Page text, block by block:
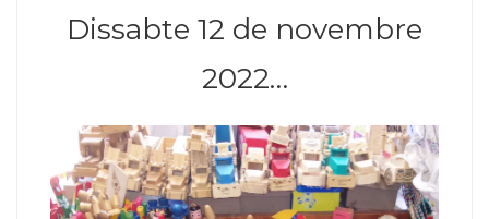
Dissabte 12 de novembre
2022…